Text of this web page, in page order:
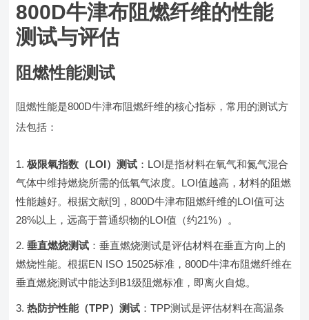
800D牛津布阻燃纤维的性能
测试与评估
阻燃性能测试
阻燃性能是800D牛津布阻燃纤维的核心指标，常用的测试方
法包括：
极限氧指数（LOI）测试 ：LOI是指材料在氧气和氮气混合
气体中维持燃烧所需的低氧气浓度。LOI值越高，材料的阻燃
性能越好。根据文献[9]，800D牛津布阻燃纤维的LOI值可达
28%以上，远高于普通织物的LOI值（约21%）。
垂直燃烧测试 ：垂直燃烧测试是评估材料在垂直方向上的
燃烧性能。根据EN ISO 15025标准，800D牛津布阻燃纤维在
垂直燃烧测试中能达到B1级阻燃标准，即离火自熄。
热防护性能（TPP）测试 ：TPP测试是评估材料在高温条